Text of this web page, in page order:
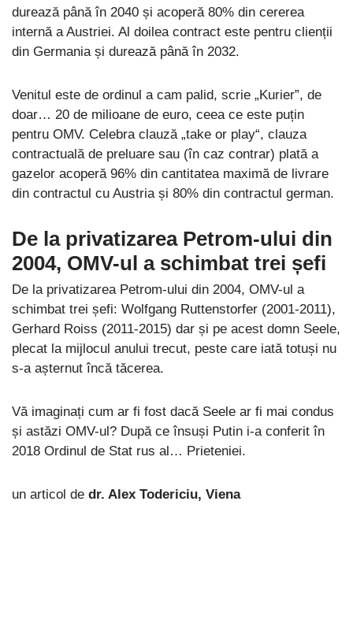
durează până în 2040 și acoperă 80% din cererea
internă a Austriei. Al doilea contract este pentru clienții
din Germania și durează până în 2032.
Venitul este de ordinul a cam palid, scrie „Kurier”, de
doar… 20 de milioane de euro, ceea ce este puțin
pentru OMV. Celebra clauză „take or play“, clauza
contractuală de preluare sau (în caz contrar) plată a
gazelor acoperă 96% din cantitatea maximă de livrare
din contractul cu Austria și 80% din contractul german.
De la privatizarea Petrom-ului din
2004, OMV-ul a schimbat trei șefi
De la privatizarea Petrom-ului din 2004, OMV-ul a
schimbat trei șefi: Wolfgang Ruttenstorfer (2001-2011),
Gerhard Roiss (2011-2015) dar și pe acest domn Seele,
plecat la mijlocul anului trecut, peste care iată totuși nu
s-a așternut încă tăcerea.
Vă imaginați cum ar fi fost dacă Seele ar fi mai condus
și astăzi OMV-ul? După ce însuși Putin i-a conferit în
2018 Ordinul de Stat rus al… Prieteniei.
un articol de dr. Alex Todericiu, Viena